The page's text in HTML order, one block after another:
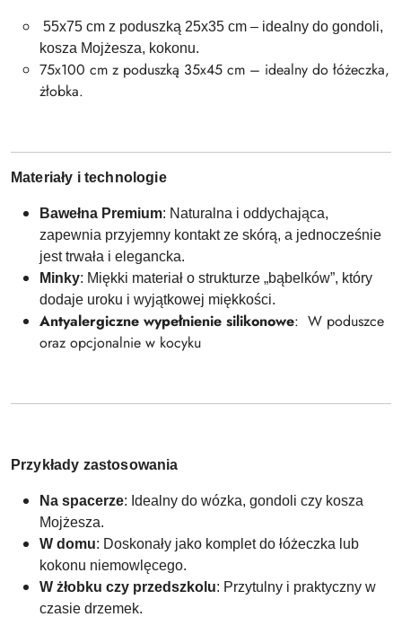
55x75 cm z poduszką 25x35 cm – idealny do gondoli,
kosza Mojżesza, kokonu.
75x100 cm z poduszką 35x45 cm – idealny do łóżeczka,
żłobka.
Materiały i technologie
Bawełna Premium: Naturalna i oddychająca,
zapewnia przyjemny kontakt ze skórą, a jednocześnie
jest trwała i elegancka.
Minky: Miękki materiał o strukturze „bąbelków”, który
dodaje uroku i wyjątkowej miękkości.
Antyalergiczne wypełnienie silikonowe: W poduszce
oraz opcjonalnie w kocyku
Przykłady zastosowania
Na spacerze: Idealny do wózka, gondoli czy kosza
Mojżesza.
W domu: Doskonały jako komplet do łóżeczka lub
kokonu niemowlęcego.
W żłobku czy przedszkolu: Przytulny i praktyczny w
czasie drzemek.